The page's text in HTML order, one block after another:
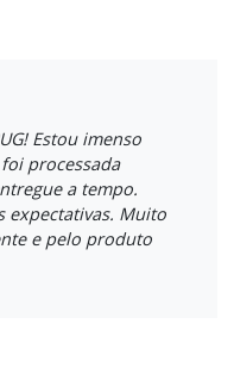
Estou imenso
processada
a tempo.
expectativas. Muito
e pelo produto